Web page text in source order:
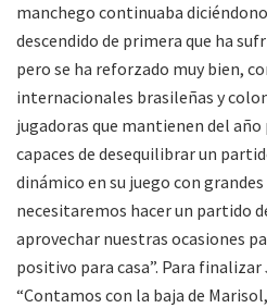
manchego continuaba
descendido de primera que ha
pero se ha reforzado muy bien,
internacionales brasileñas y
jugadoras que mantienen del año
capaces de desequilibrar un
dinámico en su juego con
necesitaremos hacer un partido
aprovechar nuestras ocasiones
positivo para casa”. Para finalizar
“Contamos con la baja de